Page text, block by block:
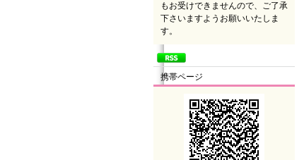
もお受けできませんので、ご了承
下さいますようお願いいたしま
す。
携帯ページ